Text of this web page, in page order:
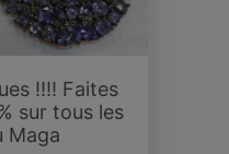
!!!! Faites
sur tous les
Maga